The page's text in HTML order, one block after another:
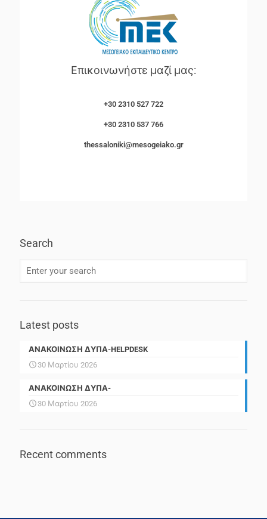
Επικοινωνήστε μαζί μας:
+30 2310 527 722
+30 2310 537 766
thessaloniki@mesogeiako.gr
Search
Latest posts
ΑΝΑΚΟΙΝΩΣΗ ΔΥΠΑ-HELPDESK
30 Μαρτίου 2026
ΑΝΑΚΟΙΝΩΣΗ ΔΥΠΑ-
30 Μαρτίου 2026
Recent comments